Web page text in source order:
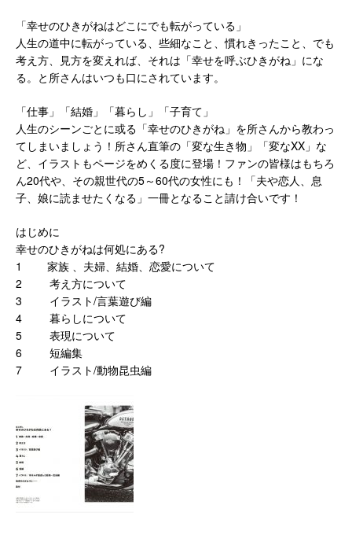
「幸せのひきがねはどこにでも転がっている」
人生の道中に転がっている、些細なこと、慣れきったこと、でも
考え方、見方を変えれば、それは「幸せを呼ぶひきがね」にな
る。と所さんはいつも口にされています。
「仕事」「結婚」「暮らし」「子育て」
人生のシーンごとに或る「幸せのひきがね」を所さんから教わっ
てしまいましょう！所さん直筆の「変な生き物」「変なXX」な
ど、イラストもページをめくる度に登場！ファンの皆様はもちろ
ん20代や、その親世代の5～60代の女性にも！「夫や恋人、息
子、娘に読ませたくなる」一冊となること請け合いです！
はじめに
幸せのひきがねは何処にある?
1 家族 、夫婦、結婚、恋愛について
2 考え方について
3 イラスト/言葉遊び編
4 暮らしについて
5 表現について
6 短編集
7 イラスト/動物昆虫編